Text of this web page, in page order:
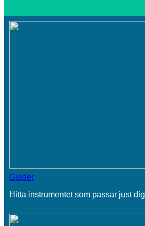
Guider
Hitta instrumentet som passar just dig